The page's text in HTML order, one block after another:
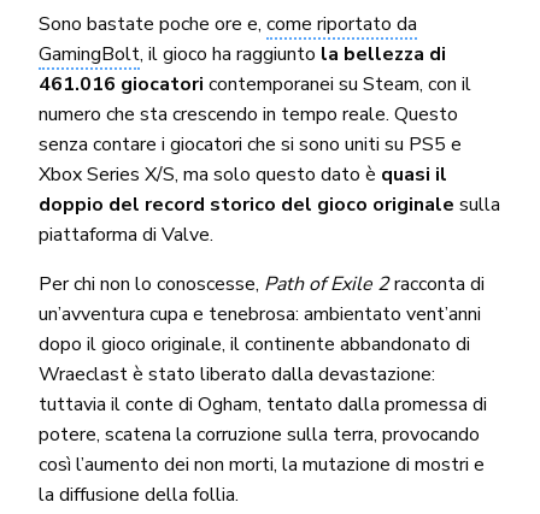
Sono bastate poche ore e,come riportato da
GamingBolt, il gioco ha raggiunto la bellezza di
461.016 giocatori contemporanei su Steam, con il
numero che sta crescendo in tempo reale. Questo
senza contare i giocatori che si sono uniti su PS5 e
Xbox Series X/S, ma solo questo dato è quasi il
doppio del record storico del gioco originale sulla
piattaforma di Valve.
Per chi non lo conoscesse, Path of Exile 2racconta di
un’avventura cupa e tenebrosa: ambientato vent’anni
dopo il gioco originale, il continente abbandonato di
Wraeclast è stato liberato dalla devastazione:
tuttavia il conte di Ogham, tentato dalla promessa di
potere, scatena la corruzione sulla terra, provocando
così l’aumento dei non morti, la mutazione di mostri e
la diffusione della follia.